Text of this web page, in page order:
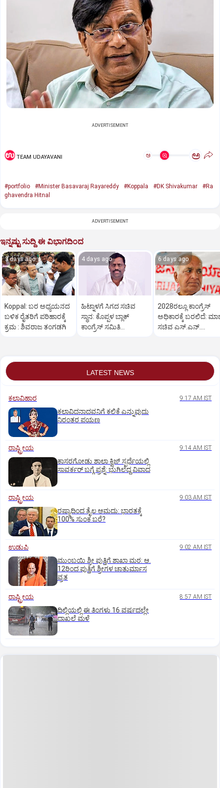
ADVERTISEMENT
TEAM UDAYAVANI ಅ ಅ
#portfolio #Minister Basavaraj Rayareddy #Koppala #DK Shivakumar
#Ra
ghavendra Hitnal
ADVERTISEMENT
ಇನ್ನಷ್ಟು ಸುದ್ದಿ ಈ ವಿಭಾಗದಿಂದ
3 days ago
Koppal: ಬರ ಅಧ್ಯಯನದ
ಬಳಿಕ ರೈತರಿಗೆ ಪರಿಹಾರಕ್ಕೆ
ಕ್ರಮ : ಶಿವರಾಜ ತಂಗಡಗಿ
4 days ago
ಹಿಟ್ನಾಳಗೆ ಸಿಗದ ಸಚಿವ
ಸ್ಥಾನ: ಕೊಪ್ಪಳ ಬ್ಲಾಕ್
ಕಾಂಗ್ರೆಸ್ ಸಮಿತಿ
6 days ago
2028ರಲ್ಲೂ ಕಾಂಗ್ರೆಸ್
ಅಧಿಕಾರಕ್ಕೆ ಬರಲಿದೆ:
ಸಚಿವ ಎಸ್.ಎನ್.
LATEST NEWS
ಕಲಾವಿಹಾರ 9:17 AM IST
ಕಲಾವಿದನಾದವನಿಗೆ ಕಲಿಕೆ ಎನ್ನುವುದು
ನಿರಂತರ ಪಯಣ
ರಾಷ್ಟ್ರೀಯ 9:14 AM IST
ಕಾಸರಗೋಡು ಶಾಲಾ ಕ್ವಿಜ್‌ ಸ್ಪರ್ಧೆಯಲ್ಲಿ
ಸಾವರ್ಕರ್‌ ಬಗ್ಗೆ ಪ್ರಶ್ನೆ: ಭುಗಿಲೆದ್ದ ವಿವಾದ
ರಾಷ್ಟ್ರೀಯ 9:03 AM IST
ರಷ್ಯಾದಿಂದ ತೈಲ ಆಮದು: ಭಾರತಕ್ಕೆ
100% ಸುಂಕ ಬರೆ?
ಉಡುಪಿ 9:02 AM IST
ಮುಂಬಯಿ ಶ್ರೀ ಪುತ್ತಿಗೆ ಶಾಖಾ ಮಠ: ಆ.
12ರಿಂದ ಪುತ್ತಿಗೆ ಶ್ರೀಗಳ ಚಾತುರ್ಮಾಸ
ವ್ರತ
ರಾಷ್ಟ್ರೀಯ 8:57 AM IST
ದಿಲ್ಲಿಯಲ್ಲಿ ಈ ತಿಂಗಳು 16 ವರ್ಷದಲ್ಲೇ
ದಾಖಲೆ ಮಳೆ